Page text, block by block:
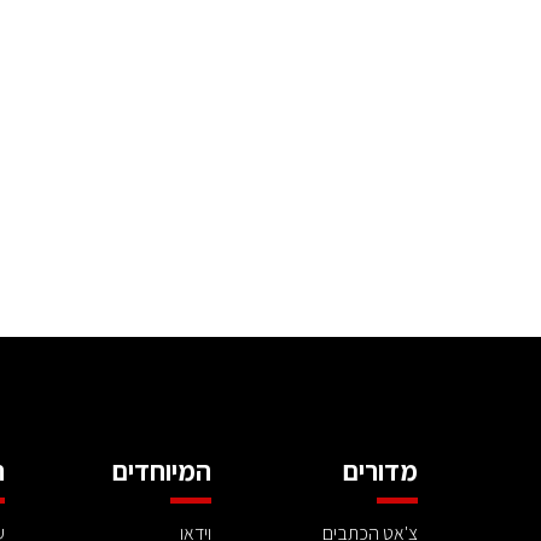
מדורים
צ'אט הכתבים
המיוחדים
וידאו